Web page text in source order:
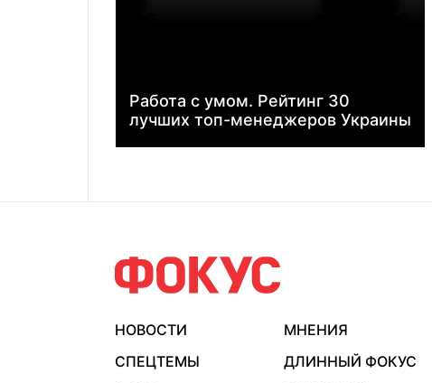
Работа с умом. Рейтинг 30
лучших топ-менеджеров Украины
НОВОСТИ МНЕНИЯ
СПЕЦТЕМЫ
ДЛИННЫЙ ФОКУС